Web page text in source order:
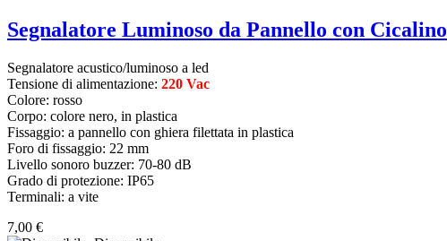
Segnalatore Luminoso da Pannello con Cicalino
Segnalatore acustico/luminoso a led
Tensione di alimentazione: 220 Vac
Colore: rosso
Corpo: colore nero, in plastica
Fissaggio: a pannello con ghiera filettata in plastica
Foro di fissaggio: 22 mm
Livello sonoro buzzer: 70-80 dB
Grado di protezione: IP65
Terminali: a vite
7,00 €